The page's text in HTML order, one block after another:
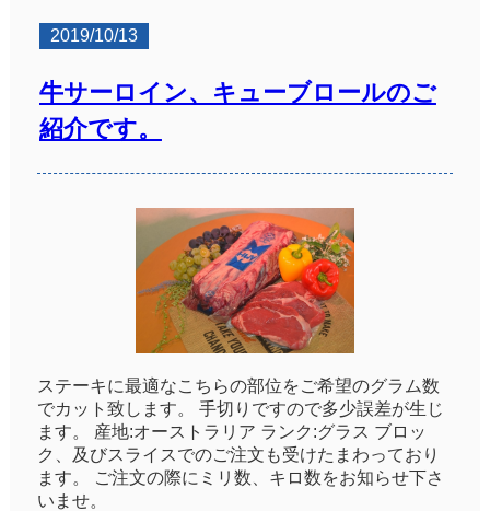
2019/10/13
牛サーロイン、キューブロールのご
紹介です。
ステーキに最適なこちらの部位をご希望のグラム数
でカット致します。 手切りですので多少誤差が生じ
ます。 産地:オーストラリア ランク:グラス ブロッ
ク、及びスライスでのご注文も受けたまわっており
ます。 ご注文の際にミリ数、キロ数をお知らせ下さ
いませ。